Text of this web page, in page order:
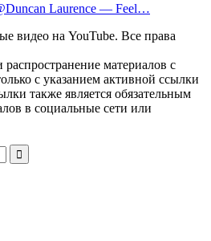
Laurence — Feel…
видео на YouTube. Все права
материалов с
с указанием активной ссылки
также является обязательным
в социальные сети или